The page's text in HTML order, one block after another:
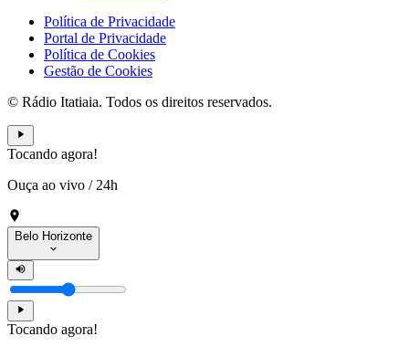
Política de Privacidade
Portal de Privacidade
Política de Cookies
Gestão de Cookies
© Rádio Itatiaia. Todos os direitos reservados.
Tocando agora!
Ouça ao vivo / 24h
Belo Horizonte
Tocando agora!